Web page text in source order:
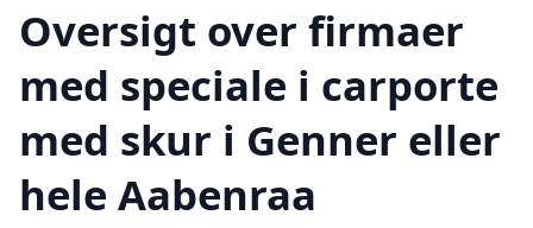
Oversigt over firmaer
med speciale i carporte
med skur i Genner eller
hele Aabenraa